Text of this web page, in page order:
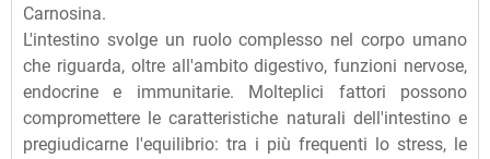
Carnosina.
L'intestino svolge un ruolo complesso nel corpo umano
che riguarda, oltre all'ambito digestivo, funzioni nervose,
endocrine e immunitarie. Molteplici fattori possono
compromettere le caratteristiche naturali dell'intestino e
pregiudicarne l'equilibrio: tra i più frequenti lo stress, le